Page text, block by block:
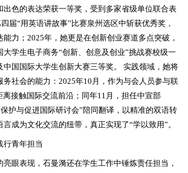
出色的表达荣获一等奖，受到多家省级单位联合表
届“用英语讲故事”比赛泉州选区中斩获优秀奖，
力；2025年，她更是在创新创业赛道多点突破，
大学生电子商务“创新、创意及创业”挑战赛校级一
中国国际大学生创新大赛三等奖。 实践领域，她将
务社会的能力：2025年10月，作为与会人员参与联
离接触国际交流前沿；同年11月，担任中宣部
护与促进国际研讨会”陪同翻译，以精准的双语转
成为文化交流的纽带，真正实现了“学以致用”。
行青年担当
亮眼表现，石曼漪还在学生工作中锤炼责任担当，